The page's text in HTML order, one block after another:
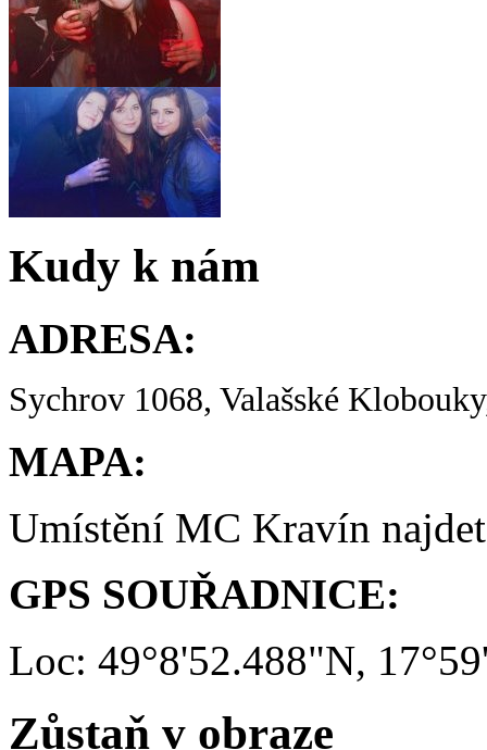
Kudy k nám
ADRESA:
Sychrov 1068, Valašské
MAPA:
Umístění MC Kravín
GPS SOUŘADNICE:
Loc: 49°8'52.488"N,
Zůstaň v obraze